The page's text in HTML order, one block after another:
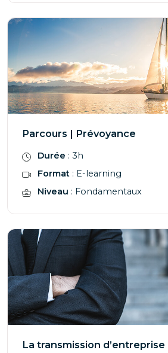
Parcours | Prévoyance
Durée : 3h
Format : E-learning
Niveau : Fondamentaux
La transmission